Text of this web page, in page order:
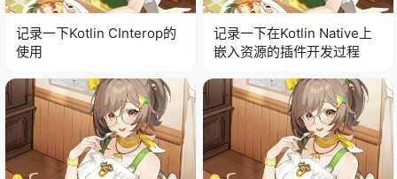
记录一下Kotlin CInterop的
使用
记录一下在Kotlin Native上
嵌入资源的插件开发过程